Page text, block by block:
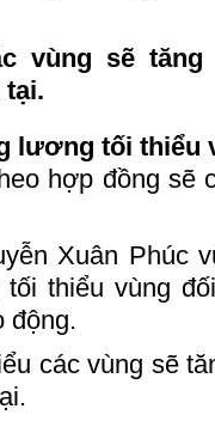
vùng sẽ tăng
tại.
lương tối thiểu
hợp đồng sẽ
Xuân Phúc
thiểu vùng
động.
các vùng sẽ